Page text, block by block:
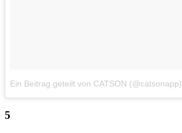
Ein Beitrag geteilt von CATSON (@catsonapp)